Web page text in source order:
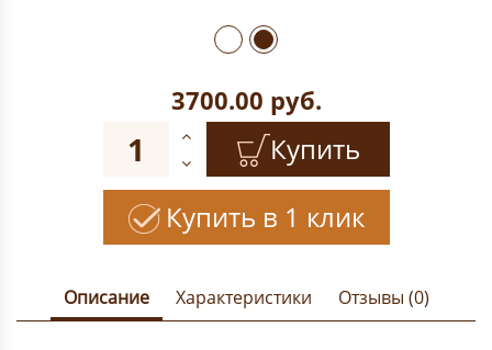
3700.00 руб.
Купить
Купить в 1 клик
Описание Характеристики Отзывы (0)